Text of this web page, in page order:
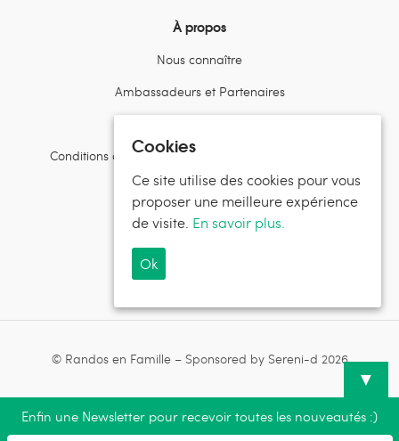
À propos
Nous connaître
Ambassadeurs et Partenaires
Conditions d’utilisation et politiques de confidentialité
Suivez Randos en Famille
Suivez Sereni-d®
© Randos en Famille – Sponsored by Sereni-d 2026
▼
Enfin une Newsletter pour recevoir toutes les nouveautés :)
Cookies
Ce site utilise des cookies pour vous
proposer une meilleure expérience
de visite. En savoir plus.
Ok